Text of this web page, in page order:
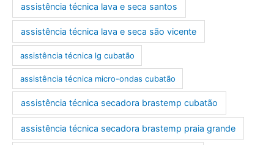
assistência técnica lava e seca santos
assistência técnica lava e seca são vicente
assistência técnica lg cubatão
assistência técnica micro-ondas cubatão
assistência técnica secadora brastemp cubatão
assistência técnica secadora brastemp praia grande